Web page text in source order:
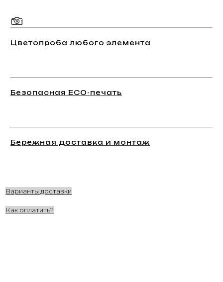
Цветопроба любого элемента
Безопасная ECO-печать
Бережная доставка и монтаж
Варианты доставки
Как оплатить?